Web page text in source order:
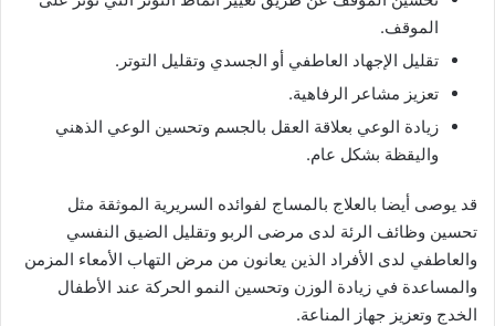
الموقف.
تقليل الإجهاد العاطفي أو الجسدي وتقليل التوتر.
تعزيز مشاعر الرفاهية.
زيادة الوعي بعلاقة العقل بالجسم وتحسين الوعي الذهني
واليقظة بشكل عام.
قد يوصى أيضا بالعلاج بالمساج لفوائده السريرية الموثقة مثل
تحسين وظائف الرئة لدى مرضى الربو وتقليل الضيق النفسي
والعاطفي لدى الأفراد الذين يعانون من مرض التهاب الأمعاء المزمن
والمساعدة في زيادة الوزن وتحسين النمو الحركة عند الأطفال
الخدج وتعزيز جهاز المناعة.